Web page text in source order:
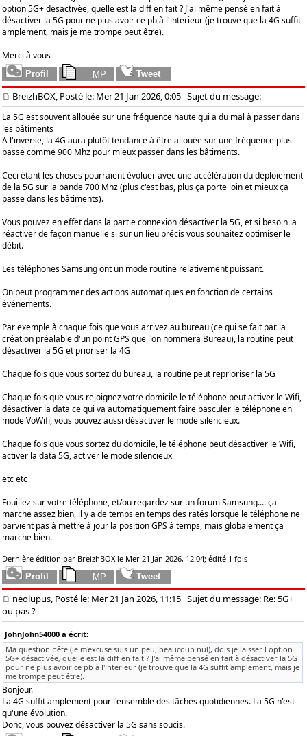
option 5G+ désactivée, quelle est la diff en fait ? J'ai même pensé en fait à
désactiver la 5G pour ne plus avoir ce pb à l'interieur (je trouve que la 4G suffit
amplement, mais je me trompe peut être).
Merci à vous
BreizhBOX, Posté le: Mer 21 Jan 2026, 0:05 Sujet du message:
La 5G est souvent allouée sur une fréquence haute qui a du mal à passer dans
les bâtiments
A l'inverse, la 4G aura plutôt tendance à être allouée sur une fréquence plus
basse comme 900 Mhz pour mieux passer dans les bâtiments.
Ceci étant les choses pourraient évoluer avec une accélération du déploiement
de la 5G sur la bande 700 Mhz (plus c'est bas, plus ça porte loin et mieux ça
passe dans les bâtiments).
Vous pouvez en effet dans la partie connexion désactiver la 5G, et si besoin la
réactiver de façon manuelle si sur un lieu précis vous souhaitez optimiser le
débit.
Les téléphones Samsung ont un mode routine relativement puissant.
On peut programmer des actions automatiques en fonction de certains
événements.
Par exemple à chaque fois que vous arrivez au bureau (ce qui se fait par la
création préalable d'un point GPS que l'on nommera Bureau), la routine peut
désactiver la 5G et prioriser la 4G
Chaque fois que vous sortez du bureau, la routine peut reprioriser la 5G
Chaque fois que vous rejoignez votre domicile le téléphone peut activer le Wifi,
désactiver la data ce qui va automatiquement faire basculer le téléphone en
mode VoWifi, vous pouvez aussi désactiver le mode silencieux.
Chaque fois que vous sortez du domicile, le téléphone peut désactiver le Wifi,
activer la data 5G, activer le mode silencieux
etc etc
Fouillez sur votre téléphone, et/ou regardez sur un forum Samsung.... ça
marche assez bien, il y a de temps en temps des ratés lorsque le téléphone ne
parvient pas à mettre à jour la position GPS à temps, mais globalement ça
marche bien.
Dernière édition par BreizhBOX le Mer 21 Jan 2026, 12:04; édité 1 fois
neolupus, Posté le: Mer 21 Jan 2026, 11:15 Sujet du message: Re: 5G+
ou pas ?
JohnJohn54000 a écrit:
Ma question bête (je m'excuse suis un peu, beaucoup nul), dois je laisser l option
5G+ désactivée, quelle est la diff en fait ? J'ai même pensé en fait à désactiver la 5G
pour ne plus avoir ce pb à l'interieur (je trouve que la 4G suffit amplement, mais je
me trompe peut être).
Bonjour.
La 4G suffit amplement pour l'ensemble des tâches quotidiennes. La 5G n'est
qu'une évolution.
Donc, vous pouvez désactiver la 5G sans soucis.